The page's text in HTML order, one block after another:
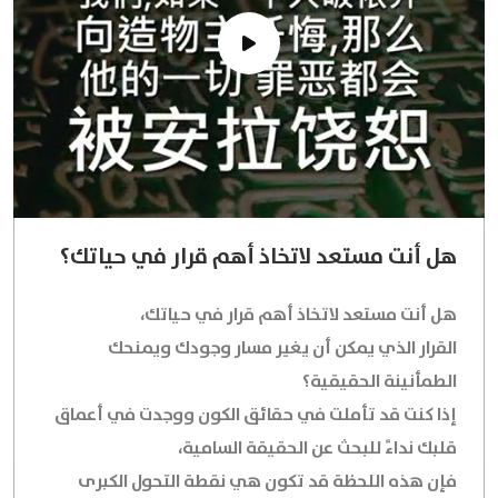
هل أنت مستعد لاتخاذ أهم قرار في حياتك؟
هل أنت مستعد لاتخاذ أهم قرار في حياتك،
القرار الذي يمكن أن يغير مسار وجودك ويمنحك
الطمأنينة الحقيقية؟
إذا كنت قد تأملت في حقائق الكون ووجدت في أعماق
قلبك نداءً للبحث عن الحقيقة السامية،
فإن هذه اللحظة قد تكون هي نقطة التحول الكبرى